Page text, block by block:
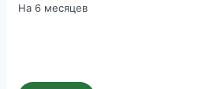
На 6 месяцев